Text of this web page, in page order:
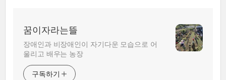
꿈이자라는뜰
장애인과 비장애인이 자기다운 모습으로 어
울리고 배우는 농장
구독하기